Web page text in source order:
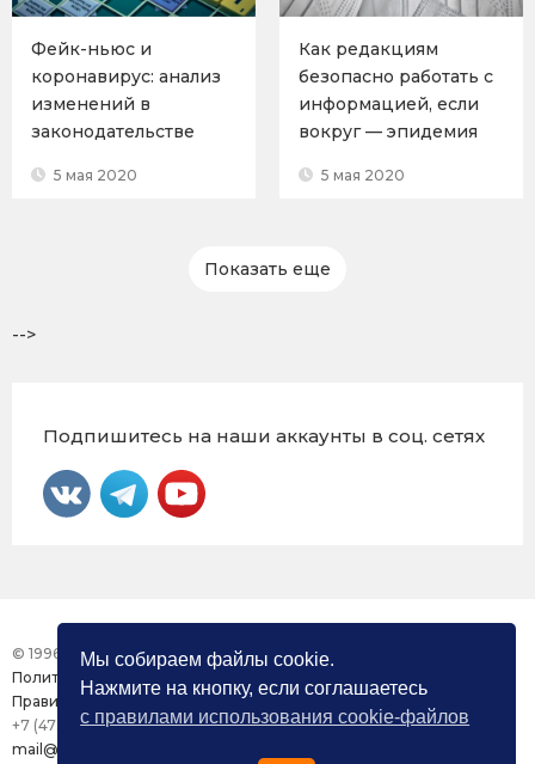
Фейк-ньюс и
коронавирус: анализ
изменений в
законодательстве
5 мая 2020
Как редакциям
безопасно работать с
информацией, если
вокруг — эпидемия
5 мая 2020
Показать еще
-->
Подпишитесь на наши аккаунты в соц. сетях
© 1996 – 2026 Фонд «Центр Защиты Прав СМИ»
Политика конфиденциальности
Правила использования сайта
+7 (473) 277-82-26
mail@mmdc.ru
Мы собираем файлы cookie.
Нажмите на кнопку, если соглашаетесь
с правилами использования cookie-файлов